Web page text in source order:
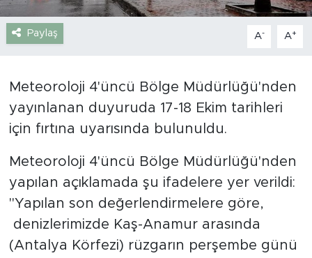
Paylaş A- A+
Meteoroloji 4'üncü Bölge Müdürlüğü'nden
yayınlanan duyuruda 17-18 Ekim tarihleri
için fırtına uyarısında bulunuldu.
Meteoroloji 4'üncü Bölge Müdürlüğü'nden
yapılan açıklamada şu ifadelere yer verildi:
"Yapılan son değerlendirmelere göre,
denizlerimizde Kaş-Anamur arasında
(Antalya Körfezi) rüzgarın perşembe günü
Sağlık
Spor
Turizm
Türkiye
Yaşam
Yerel